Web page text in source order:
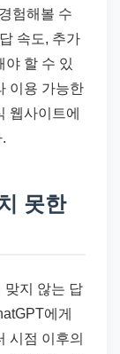
험해볼 수
속도, 추가
야 할 수 있
이용 가능한
웹사이트에
못한
맞지 않는 답
에게
시점 이후의